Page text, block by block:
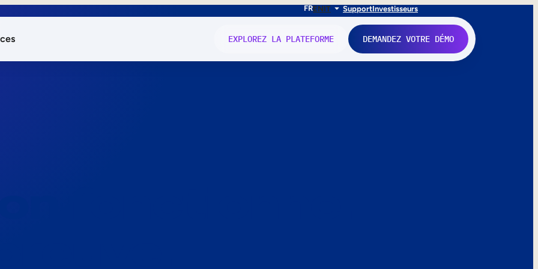
FRENIT SupportInvestisseurs
EXPLOREZ LA PLATEFORME DEMANDEZ VOTRE DÉMO